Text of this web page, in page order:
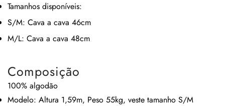
Tamanhos disponíveis:
S/M: Cava a cava 46cm
M/L: Cava a cava 48cm
Composição
100% algodão
Modelo: Altura 1,59m, Peso 55kg, veste tamanho S/M